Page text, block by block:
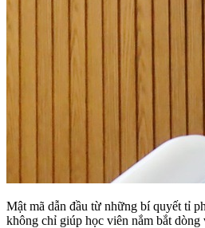
Mật mã dẫn đầu từ những bí quyết tỉ
không chỉ giúp học viên nắm bắt